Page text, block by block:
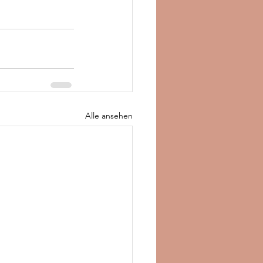
Alle ansehen